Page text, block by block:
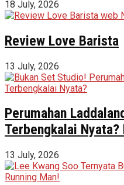
18 July, 2026
Review Love Barista
13 July, 2026
Perumahan
Terbengkalai
13 July, 2026